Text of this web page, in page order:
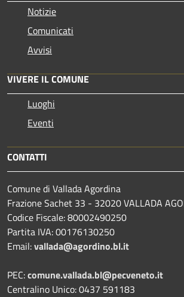
Notizie
Comunicati
Avvisi
VIVERE IL COMUNE
Luoghi
Eventi
CONTATTI
Comune di Vallada Agordina
Frazione Sachet 33 - 32020 VALLADA
Codice Fiscale: 80002490250
Partita IVA: 00176130250
Email:vallada@agordino.bl.it
PEC:comune.vallada.bl@pecveneto.it
Centralino Unico: 0437 591183